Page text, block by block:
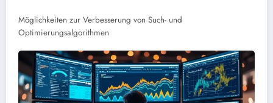
Möglichkeiten zur Verbesserung von Such- und
Optimierungsalgorithmen